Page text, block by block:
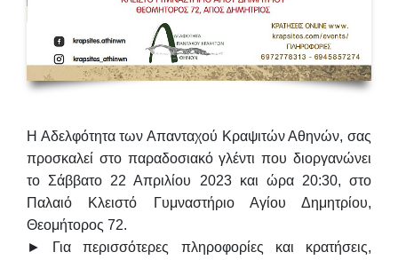
Η Αδελφότητα των Απανταχού Κραψιτών Αθηνών, σας
προσκαλεί στο παραδοσιακό γλέντι που διοργανώνει
το Σάββατο 22 Απριλίου 2023 και ώρα 20:30, στο
Παλαιό Κλειστό Γυμναστήριο Αγίου Δημητρίου,
Θεομήτορος 72.
► Για περισσότερες πληροφορίες και κρατήσεις,